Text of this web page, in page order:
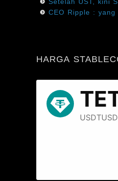
CEO Ripple :
HARGA